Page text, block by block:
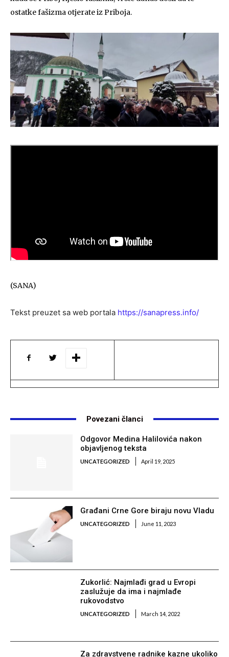
ostatke fašizma otjerate iz Priboja.
(SANA)
Tekst preuzet sa web portala https://sanapress.info/
Povezani članci
Odgovor Medina Halilovića nakon
objavljenog teksta
UNCATEGORIZED April 19, 2025
Građani Crne Gore biraju novu Vladu
UNCATEGORIZED June 11, 2023
Zukorlić: Najmlađi grad u Evropi
zaslužuje da ima i najmlađe
rukovodstvo
UNCATEGORIZED March 14, 2022
Za zdravstvene radnike kazne ukoliko